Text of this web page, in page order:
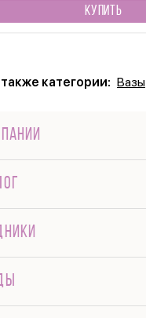
КУПИТЬ
категории: Вазы
клиентам